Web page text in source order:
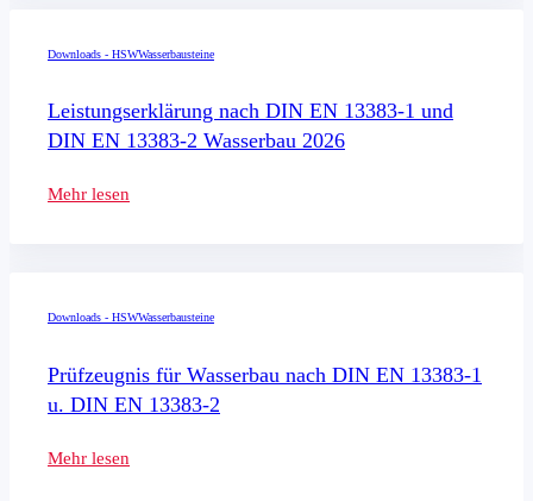
Downloads - HSWWasserbausteine
Leistungserklärung nach DIN EN 13383-1 und
DIN EN 13383-2 Wasserbau 2026
Mehr lesen
Downloads - HSWWasserbausteine
Prüfzeugnis für Wasserbau nach DIN EN 13383-1
u. DIN EN 13383-2
Mehr lesen